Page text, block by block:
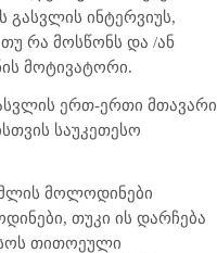
გასვლის ინტერვიუს,
რა მოსწონს და /ან
მოტივატორი.
ერთ-ერთი მთავარი
საუკეთესო
მოლოდინები
თუკი ის დარჩება
თითოეული